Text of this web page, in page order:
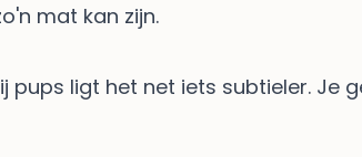
mat kan zijn.
ligt het net iets subtieler. Je